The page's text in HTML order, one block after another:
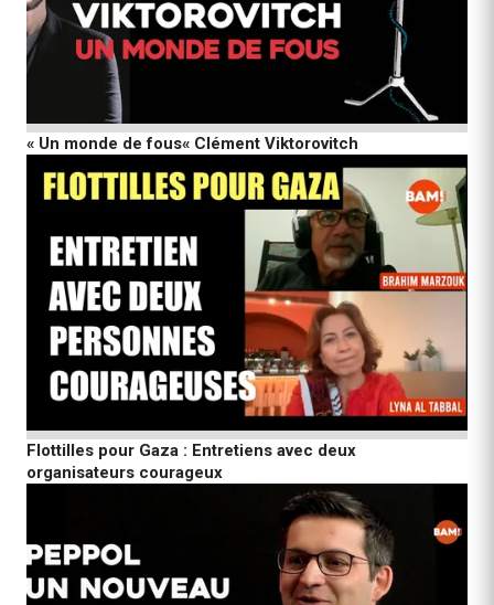
« Un monde de fous« Clément Viktorovitch
Flottilles pour Gaza : Entretiens avec deux
organisateurs courageux